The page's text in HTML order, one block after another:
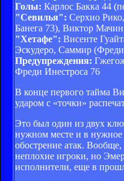
Голы: Карлос Бакка 44
"Севилья": Серхио
Банега 73), Виктор
"Хетафе": Висенте
Эскудеро, Саммир
Предупреждения:
Фреди Инестроса 76
В конце первого тайма
ударом с «точки»
Это был один из двух
нужном месте и в нужное
обострение атак.
неплохие игроки, но
исполнители, еще в